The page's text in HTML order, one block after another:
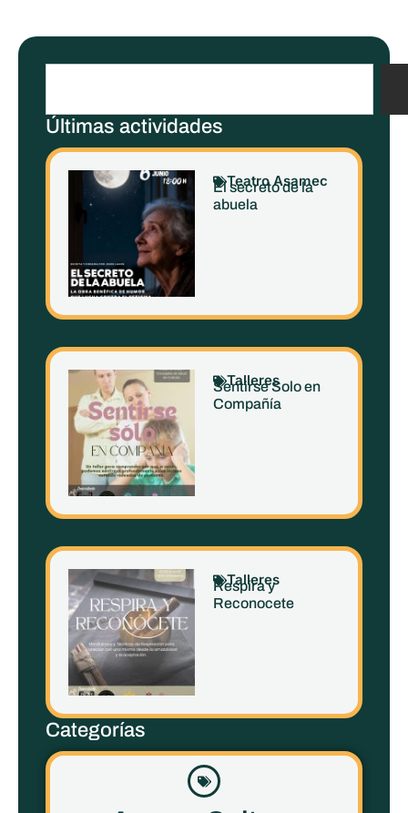
Últimas actividades
Teatro Asamec
El secreto de la
abuela
Talleres
Sentirse Solo en
Compañía
Talleres
Respira y
Reconocete
Categorías